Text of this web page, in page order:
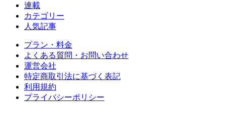
連載
カテゴリー
人気記事
プラン・料金
よくある質問・お問い合わせ
運営会社
特定商取引法に基づく表記
利用規約
プライバシーポリシー